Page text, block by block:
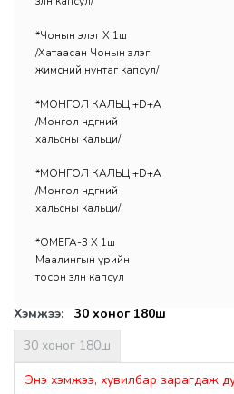
*Чонын элэг Х 1ш
/Хатаасан Чонын элэг
жимсний нунтаг капсул/
*МОНГОЛ КАЛЬЦ +D+A
/Монгол өндөгний
хальсны кальци/
*МОНГОЛ КАЛЬЦ +D+A
/Монгол өндөгний
хальсны кальци/
*ОМЕГА-3 Х 1ш
Маалингын үрийн
тосон зөөлөн капсул
Хэмжээ:
30 хоног 180ш
30 хоног 180ш
Энэ хэмжээ, хувилбар зарагдаж